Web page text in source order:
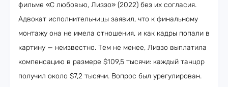
фильме «С любовью, Лиззо» (2022) без их согласия.
Адвокат исполнительницы заявил, что к финальному
монтажу она не имела отношения, и как кадры попали в
картину — неизвестно. Тем не менее, Лиззо выплатила
компенсацию в размере $109,5 тысячи: каждый танцор
получил около $7,2 тысячи. Вопрос был урегулирован.